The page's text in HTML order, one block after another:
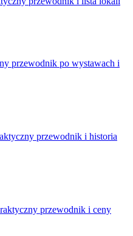
przewodnik po wystawach i
przewodnik i historia
przewodnik i ceny